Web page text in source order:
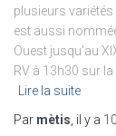
plusieurs variétés
est aussi
Ouest jusqu’au
RV à 13h30 sur
Lire la suite
Par mètis, il y a